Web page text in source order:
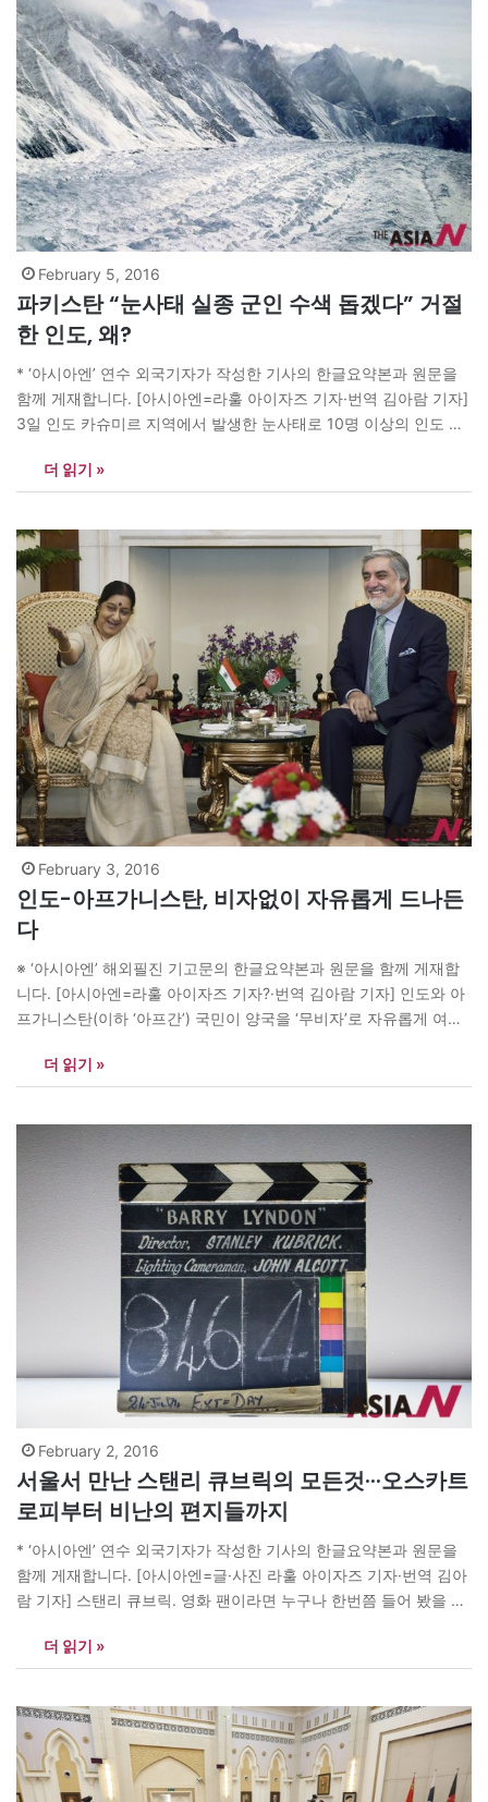
February 5, 2016
파키스탄 “눈사태 실종 군인 수색 돕겠다” 거절
한 인도, 왜?
* ‘아시아엔’ 연수 외국기자가 작성한 기사의 한글요약본과 원문을
함께 게재합니다. [아시아엔=라훌 아이자즈 기자·번역 김아람 기자]
3일 인도 카슈미르 지역에서 발생한 눈사태로 10명 이상의 인도 군
인도에 “수색을 돕겠다”며 도움의 손길을 건넸으나, 거절당한 것으
로 알려졌다. “필요한 지원은 모두 갖춰졌다”는 것이 이유였다. 사고
더 읽기 »
February 3, 2016
인도-아프가니스탄, 비자없이 자유롭게 드나든
다
※ ‘아시아엔’ 해외필진 기고문의 한글요약본과 원문을 함께 게재합
니다. [아시아엔=라훌 아이자즈 기자?·번역 김아람 기자] 인도와 아
프가니스탄(이하 ‘아프간’) 국민이 양국을 ‘무비자’로 자유롭게 여행
프간?최고행정관이 만나 ‘무비자 여행’을 실시키로 합의했기 때문이
다. 이날 비카스 스와루프 인도 외교부 대변인은 트위터에 “아프간
더 읽기 »
February 2, 2016
서울서 만난 스탠리 큐브릭의 모든것···오스카트
로피부터 비난의 편지들까지
* ‘아시아엔’ 연수 외국기자가 작성한 기사의 한글요약본과 원문을
함께 게재합니다. [아시아엔=글·사진 라훌 아이자즈 기자·번역 김아
람 기자] 스탠리 큐브릭. 영화 팬이라면 누구나 한번쯤 들어 봤을 법
>(1987) 등 역사에 길이 남는 명작들을 만들어냈다. 특히 인류 역사
와 기계 문명에 대한 철학적인 성찰을 담아낸 는 SF영화의 전환점
더 읽기 »